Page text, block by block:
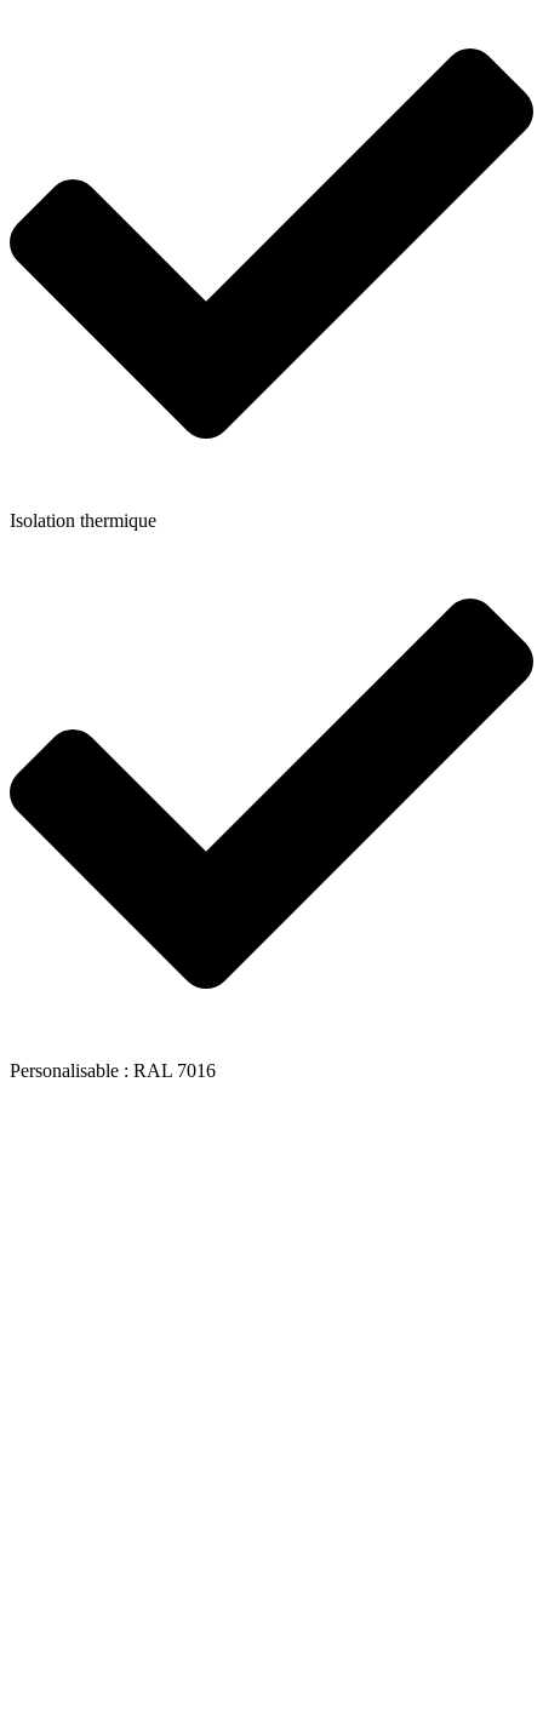
Isolation thermique
Personalisable : RAL 7016